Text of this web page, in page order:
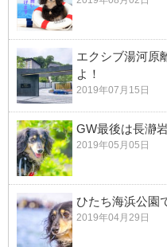
エクシブ湯河原
よ！
2019年07月15日
GW最後は長瀞
2019年05月05日
ひたち海浜公園
2019年04月29日